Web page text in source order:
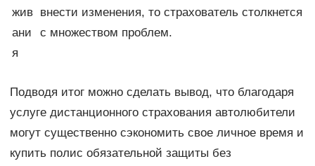
жив
ани
я
внести изменения, то страхователь столкнется
с множеством проблем.
Подводя итог можно сделать вывод, что благодаря
услуге дистанционного страхования автолюбители
могут существенно сэкономить свое личное время и
купить полис обязательной защиты без